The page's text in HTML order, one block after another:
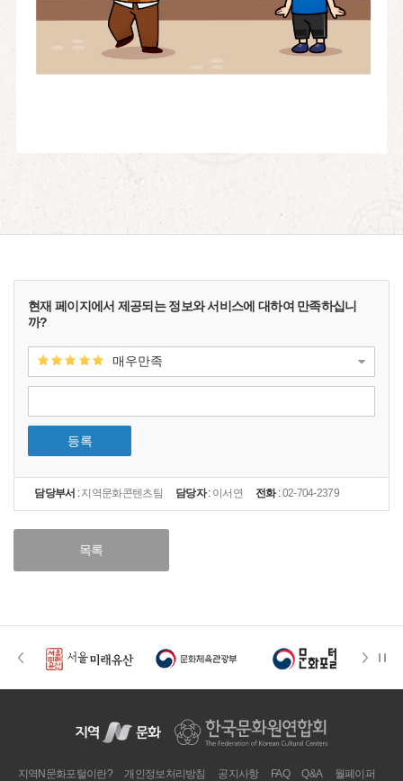
현재 페이지에서 제공되는 정보와 서비스에 대하여 만족하십니
까?
매우만족
등록
담당부서 :지역문화콘텐츠팀 담당자: 이서연 전화:02-704-2379
목록
지역N문화포털이란? 개인정보처리방침 공지사항 FAQ Q&A 월페이퍼